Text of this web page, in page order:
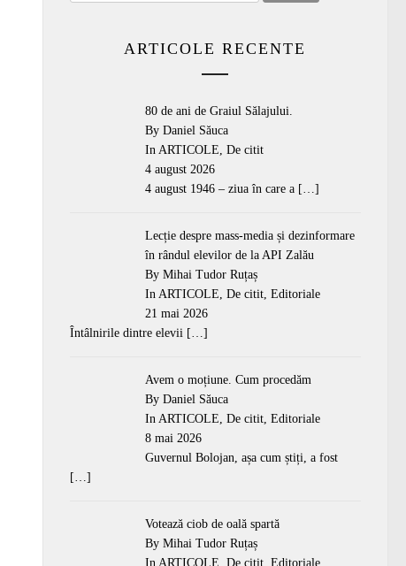
ARTICOLE RECENTE
80 de ani de Graiul Sălajului.
By Daniel Săuca
InARTICOLE,De citit
4 august 2026
4 august 1946 – ziua în care a […]
Lecție despre mass-media și dezinformare
în rândul elevilor de la API Zalău
By Mihai Tudor Ruțaș
InARTICOLE,De citit,Editoriale
21 mai 2026
Întâlnirile dintre elevii […]
Avem o moțiune. Cum procedăm
By Daniel Săuca
InARTICOLE,De citit,Editoriale
8 mai 2026
Guvernul Bolojan, așa cum știți, a fost
[…]
Votează ciob de oală spartă
By Mihai Tudor Ruțaș
In ARTICOLE ,De citit ,Editoriale